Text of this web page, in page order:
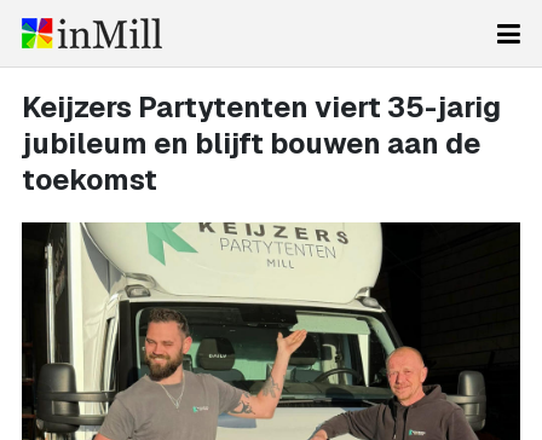
Keijzers Partytenten viert 35-jarig
jubileum en blijft bouwen aan de
toekomst